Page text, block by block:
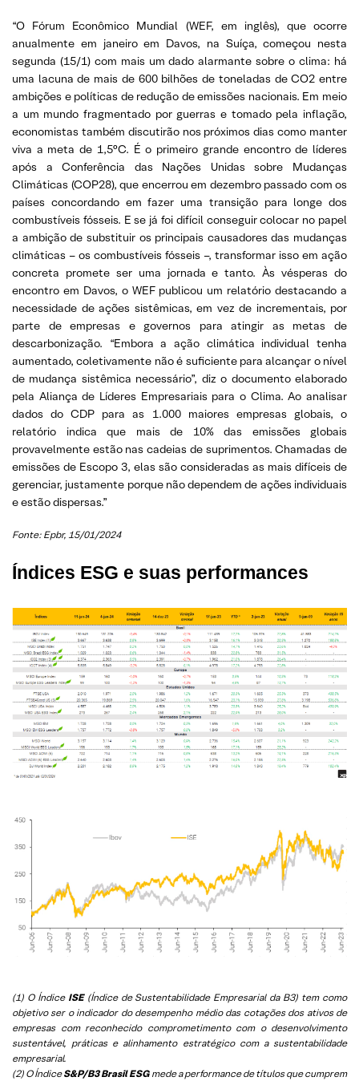
“O Fórum Econômico Mundial (WEF, em inglês), que ocorre
anualmente em janeiro em Davos, na Suíça, começou nesta
segunda (15/1) com mais um dado alarmante sobre o clima: há
uma lacuna de mais de 600 bilhões de toneladas de CO2 entre
ambições e políticas de redução de emissões nacionais. Em meio
a um mundo fragmentado por guerras e tomado pela inflação,
economistas também discutirão nos próximos dias como manter
viva a meta de 1,5°C. É o primeiro grande encontro de líderes
após a Conferência das Nações Unidas sobre Mudanças
Climáticas (COP28), que encerrou em dezembro passado com os
países concordando em fazer uma transição para longe dos
combustíveis fósseis. E se já foi difícil conseguir colocar no papel
a ambição de substituir os principais causadores das mudanças
climáticas – os combustíveis fósseis –, transformar isso em ação
concreta promete ser uma jornada e tanto. Às vésperas do
encontro em Davos, o WEF publicou um relatório destacando a
necessidade de ações sistêmicas, em vez de incrementais, por
parte de empresas e governos para atingir as metas de
descarbonização. “Embora a ação climática individual tenha
aumentado, coletivamente não é suficiente para alcançar o nível
de mudança sistêmica necessário”, diz o documento elaborado
pela Aliança de Líderes Empresariais para o Clima. Ao analisar
dados do CDP para as 1.000 maiores empresas globais, o
relatório indica que mais de 10% das emissões globais
provavelmente estão nas cadeias de suprimentos. Chamadas de
emissões de Escopo 3, elas são consideradas as mais difíceis de
gerenciar, justamente porque não dependem de ações individuais
e estão dispersas.”
Fonte: Epbr, 15/01/2024
Índices ESG e suas performances
(1) O Índice ISE(Índice de Sustentabilidade Empresarial da B3) tem como
objetivo ser o indicador do desempenho médio das cotações dos ativos de
empresas com reconhecido comprometimento com o desenvolvimento
sustentável, práticas e alinhamento estratégico com a sustentabilidade
empresarial.
(2) O ÍndiceS&P/B3 Brasil ESGmede a performance de títulos que cumprem